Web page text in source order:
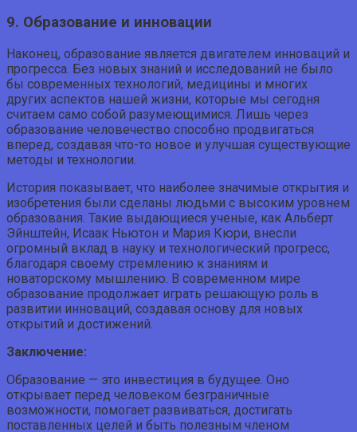
9. Образование и инновации
Наконец, образование является двигателем инноваций и
прогресса. Без новых знаний и исследований не было
бы современных технологий, медицины и многих
других аспектов нашей жизни, которые мы сегодня
считаем само собой разумеющимися. Лишь через
образование человечество способно продвигаться
вперед, создавая что-то новое и улучшая существующие
методы и технологии.
История показывает, что наиболее значимые открытия и
изобретения были сделаны людьми с высоким уровнем
образования. Такие выдающиеся ученые, как Альберт
Эйнштейн, Исаак Ньютон и Мария Кюри, внесли
огромный вклад в науку и технологический прогресс,
благодаря своему стремлению к знаниям и
новаторскому мышлению. В современном мире
образование продолжает играть решающую роль в
развитии инноваций, создавая основу для новых
открытий и достижений.
Заключение:
Образование — это инвестиция в будущее. Оно
открывает перед человеком безграничные
возможности, помогает развиваться, достигать
поставленных целей и быть полезным членом